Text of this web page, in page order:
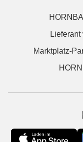
Marktplatz-